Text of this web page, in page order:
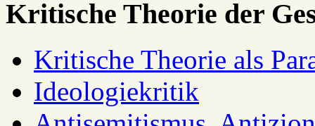
Kritische Theorie der
Kritische Theorie als
Ideologiekritik